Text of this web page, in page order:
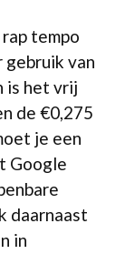
tempo
gebruik van
is het vrij
de €0,275
je een
Google
daarnaast
in